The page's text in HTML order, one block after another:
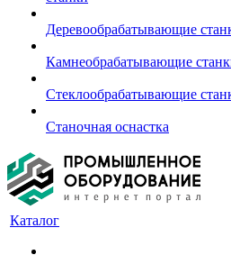
Деревообрабатывающие
Камнеобрабатывающие
Стеклообрабатывающие
Станочная оснастка
Каталог